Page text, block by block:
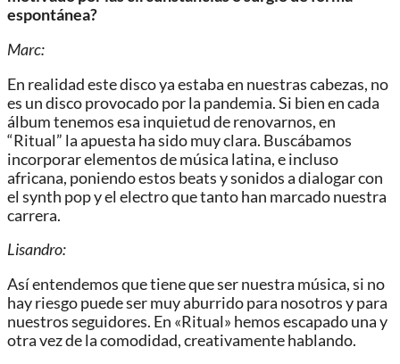
espontánea?
Marc:
En realidad este disco ya estaba en nuestras cabezas, no
es un disco provocado por la pandemia. Si bien en cada
álbum tenemos esa inquietud de renovarnos, en
“Ritual” la apuesta ha sido muy clara. Buscábamos
incorporar elementos de música latina, e incluso
africana, poniendo estos beats y sonidos a dialogar con
el synth pop y el electro que tanto han marcado nuestra
carrera.
Lisandro:
Así entendemos que tiene que ser nuestra música, si no
hay riesgo puede ser muy aburrido para nosotros y para
nuestros seguidores. En «Ritual» hemos escapado una y
otra vez de la comodidad, creativamente hablando.